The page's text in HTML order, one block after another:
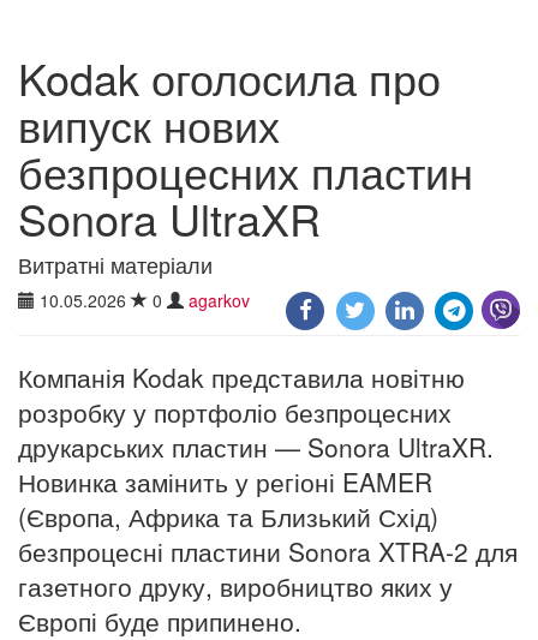
Kodak оголосила про
випуск нових
безпроцесних пластин
Sonora UltraXR
Витратні матеріали
10.05.2026 0 agarkov
Компанія Kodak представила новітню
розробку у портфоліо безпроцесних
друкарських пластин — Sonora UltraXR.
Новинка замінить у регіоні EAMER
(Європа, Африка та Близький Схід)
безпроцесні пластини Sonora XTRA-2 для
газетного друку, виробництво яких у
Європі буде припинено.